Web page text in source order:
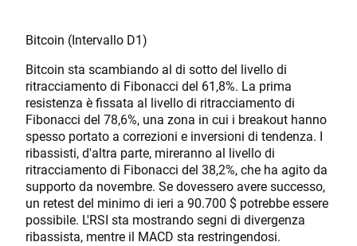
Bitcoin (Intervallo D1)
Bitcoin sta scambiando al di sotto del livello di
ritracciamento di Fibonacci del 61,8%. La prima
resistenza è fissata al livello di ritracciamento di
Fibonacci del 78,6%, una zona in cui i breakout hanno
spesso portato a correzioni e inversioni di tendenza. I
ribassisti, d'altra parte, mireranno al livello di
ritracciamento di Fibonacci del 38,2%, che ha agito da
supporto da novembre. Se dovessero avere successo,
un retest del minimo di ieri a 90.700 $ potrebbe essere
possibile. L'RSI sta mostrando segni di divergenza
ribassista, mentre il MACD sta restringendosi.